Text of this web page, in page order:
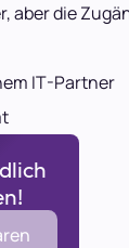
aber die
IT-Partner